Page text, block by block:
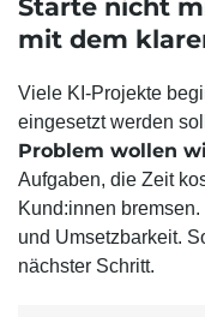
Starte nicht
mit dem
Viele KI-Projekte
eingesetzt werden
Problem wollen
Aufgaben, die Zeit
Kund:innen
und Umsetzbarkeit.
nächster Schritt.